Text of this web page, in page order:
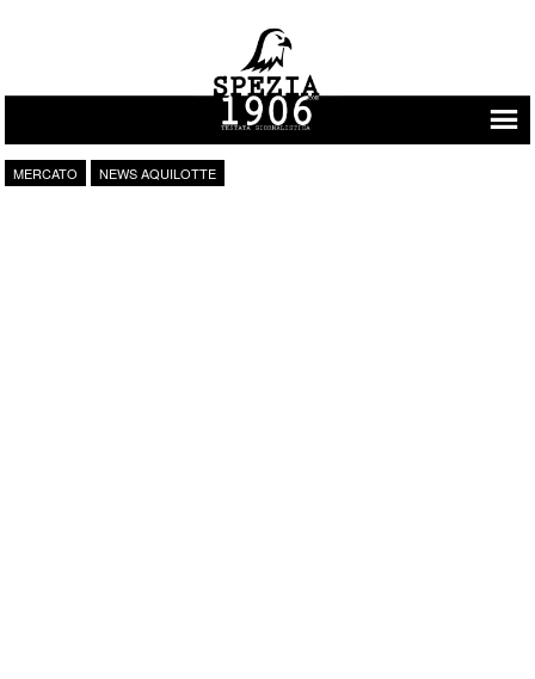
Vai al contenuto
MERCATO NEWS AQUILOTTE